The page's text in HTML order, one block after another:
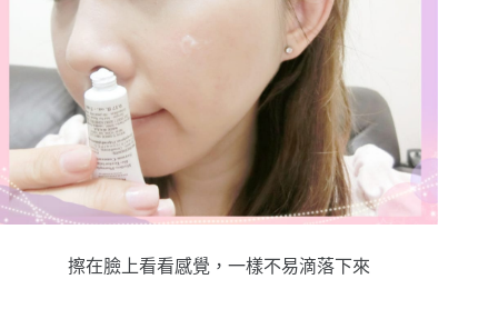
擦在臉上看看感覺，一樣不易滴落下來